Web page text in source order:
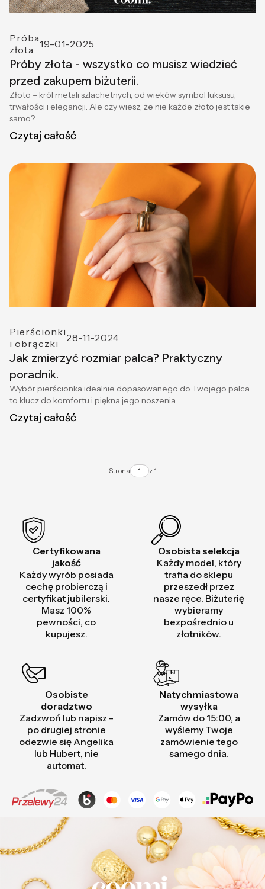
Próba
złota 19-01-2025
Próby złota - wszystko co musisz wiedzieć
przed zakupem biżuterii.
Złoto – król metali szlachetnych, od wieków symbol luksusu,
trwałości i elegancji. Ale czy wiesz, że nie każde złoto jest takie
samo?
Czytaj całość
Pierścionki
i obrączki
28-11-2024
Jak zmierzyć rozmiar palca? Praktyczny
poradnik.
Wybór pierścionka idealnie dopasowanego do Twojego palca
to klucz do komfortu i piękna jego noszenia.
Czytaj całość
Strona z 1
Certyfikowana
jakość
Każdy wyrób posiada
cechę probierczą i
certyfikat jubilerski.
Masz 100%
pewności, co
kupujesz.
Osobista selekcja
Każdy model, który
trafia do sklepu
przeszedł przez
nasze ręce. Biżuterię
wybieramy
bezpośrednio u
złotników.
Osobiste
doradztwo
Zadzwoń lub napisz -
po drugiej stronie
odezwie się Angelika
lub Hubert, nie
automat.
Natychmiastowa
wysyłka
Zamów do 15:00, a
wyślemy Twoje
zamówienie tego
samego dnia.